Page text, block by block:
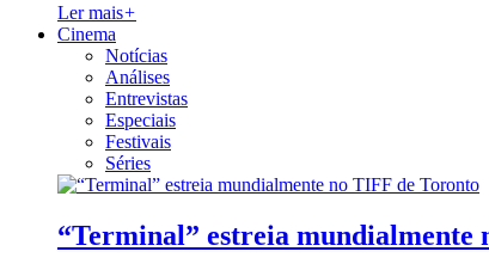
Ler mais+
Cinema
Notícias
Análises
Entrevistas
Especiais
Festivais
Séries
“Terminal” estreia mundialmente